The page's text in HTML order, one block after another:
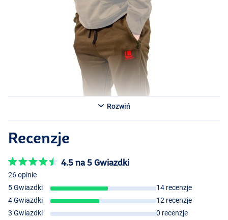
Rozwiń
Recenzje
4.5 na 5 Gwiazdki
26 opinie
5 Gwiazdki
14 recenzje
4 Gwiazdki
12 recenzje
3 Gwiazdki
0 recenzje